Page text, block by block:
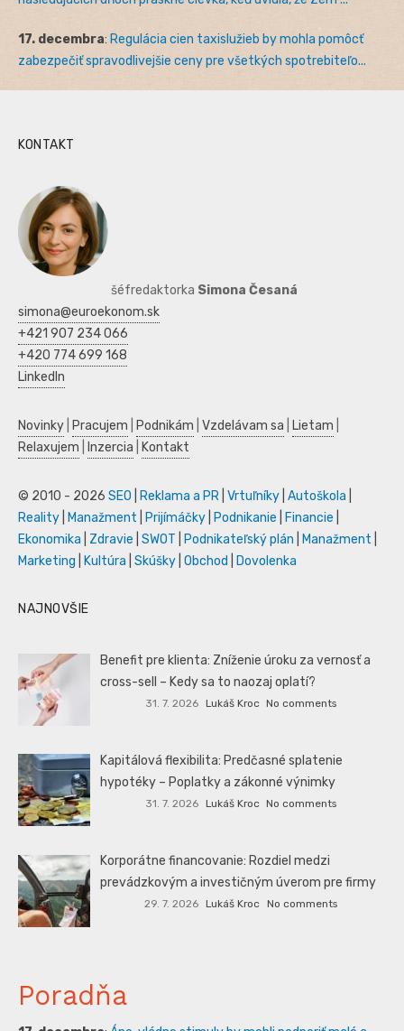
17. decembra: Regulácia cien taxislužieb by mohla pomôcť
zabezpečiť spravodlivejšie ceny pre všetkých spotrebiteľo...
KONTAKT
šéfredaktorka Simona Česaná
simona@euroekonom.sk
+421 907 234 066
+420 774 699 168
LinkedIn
Novinky Pracujem Podnikám Vzdelávam sa Lietam
Relaxujem
Inzercia Kontakt
© 2010 - 2026 SEO Reklama a PR Vrtuľníky Autoškola
Reality
Manažment Prijímáčky Podnikanie Financie
Ekonomika
Zdravie SWOT Podnikateľský plán Manažment
Marketing
Kultúra Skúšky Obchod Dovolenka
NAJNOVŠIE
Benefit pre klienta: Zníženie úroku za vernosť a
cross-sell – Kedy sa to naozaj oplatí?
31. 7. 2026 Lukáš Kroc No comments
Kapitálová flexibilita: Predčasné splatenie
hypotéky – Poplatky a zákonné výnimky
31. 7. 2026 Lukáš Kroc No comments
Korporátne financovanie: Rozdiel medzi
prevádzkovým a investičným úverom pre firmy
29. 7. 2026 Lukáš Kroc No comments
Poradňa